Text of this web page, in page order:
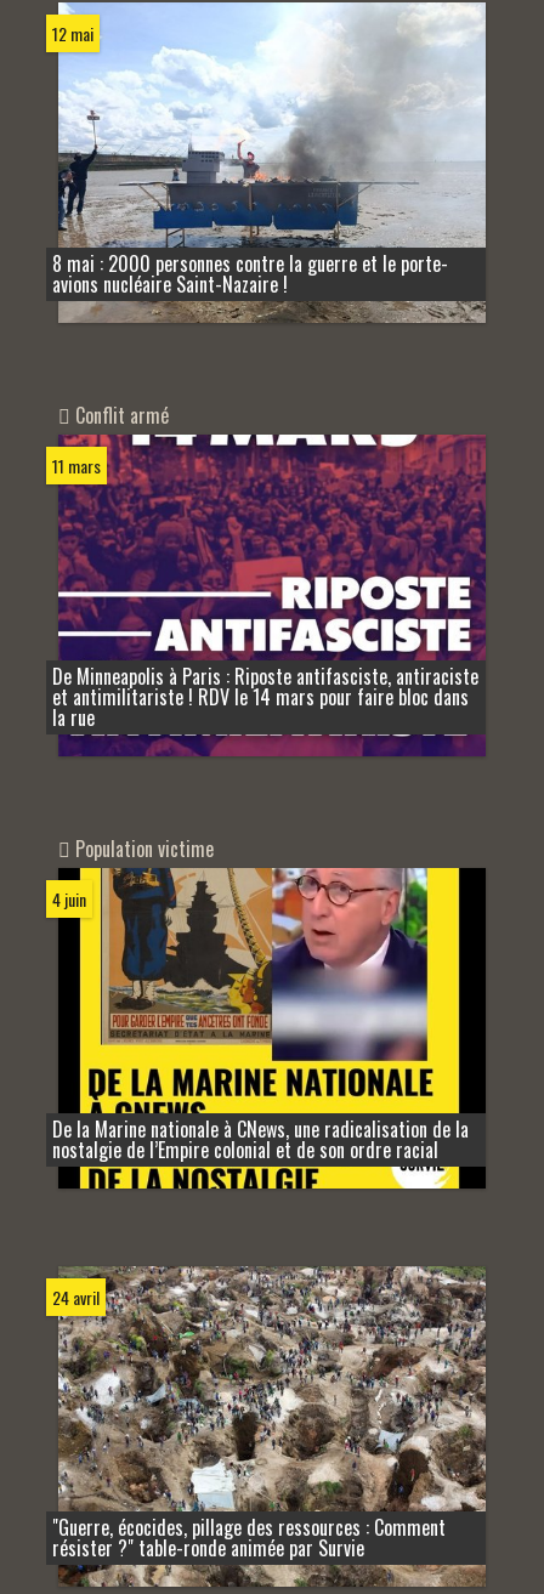
12 mai
8 mai : 2000 personnes contre la guerre et le porte-
avions nucléaire Saint-Nazaire !
Conflit armé
11 mars
De Minneapolis à Paris : Riposte antifasciste, antiraciste
et antimilitariste ! RDV le 14 mars pour faire bloc dans
la rue
Population victime
4 juin
De la Marine nationale à CNews, une radicalisation de la
nostalgie de l’Empire colonial et de son ordre racial
24 avril
"Guerre, écocides, pillage des ressources : Comment
résister ?" table-ronde animée par Survie